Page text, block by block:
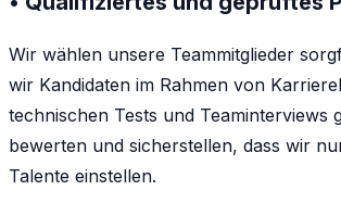
Wir wählen unsere Teammitglieder
wir Kandidaten im Rahmen von
technischen Tests und Teaminterviews
bewerten und sicherstellen, dass wir
Talente einstellen.